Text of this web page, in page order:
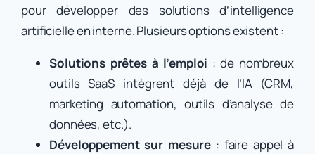
pour développer des solutions d’intelligence
artificielle en interne. Plusieurs options existent :
Solutions prêtes à l’emploi : de nombreux
outils SaaS intègrent déjà de l’IA (CRM,
marketing automation, outils d’analyse de
données, etc.).
Développement sur mesure : faire appel à